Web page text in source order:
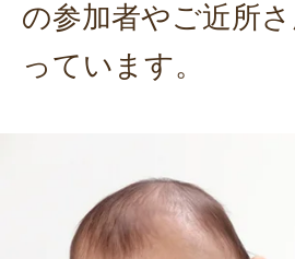
の参加者やご近所
っています。